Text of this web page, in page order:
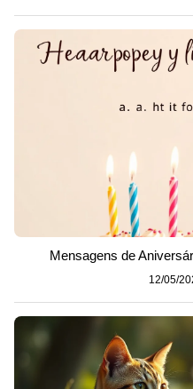
Mensagens de
12/05/